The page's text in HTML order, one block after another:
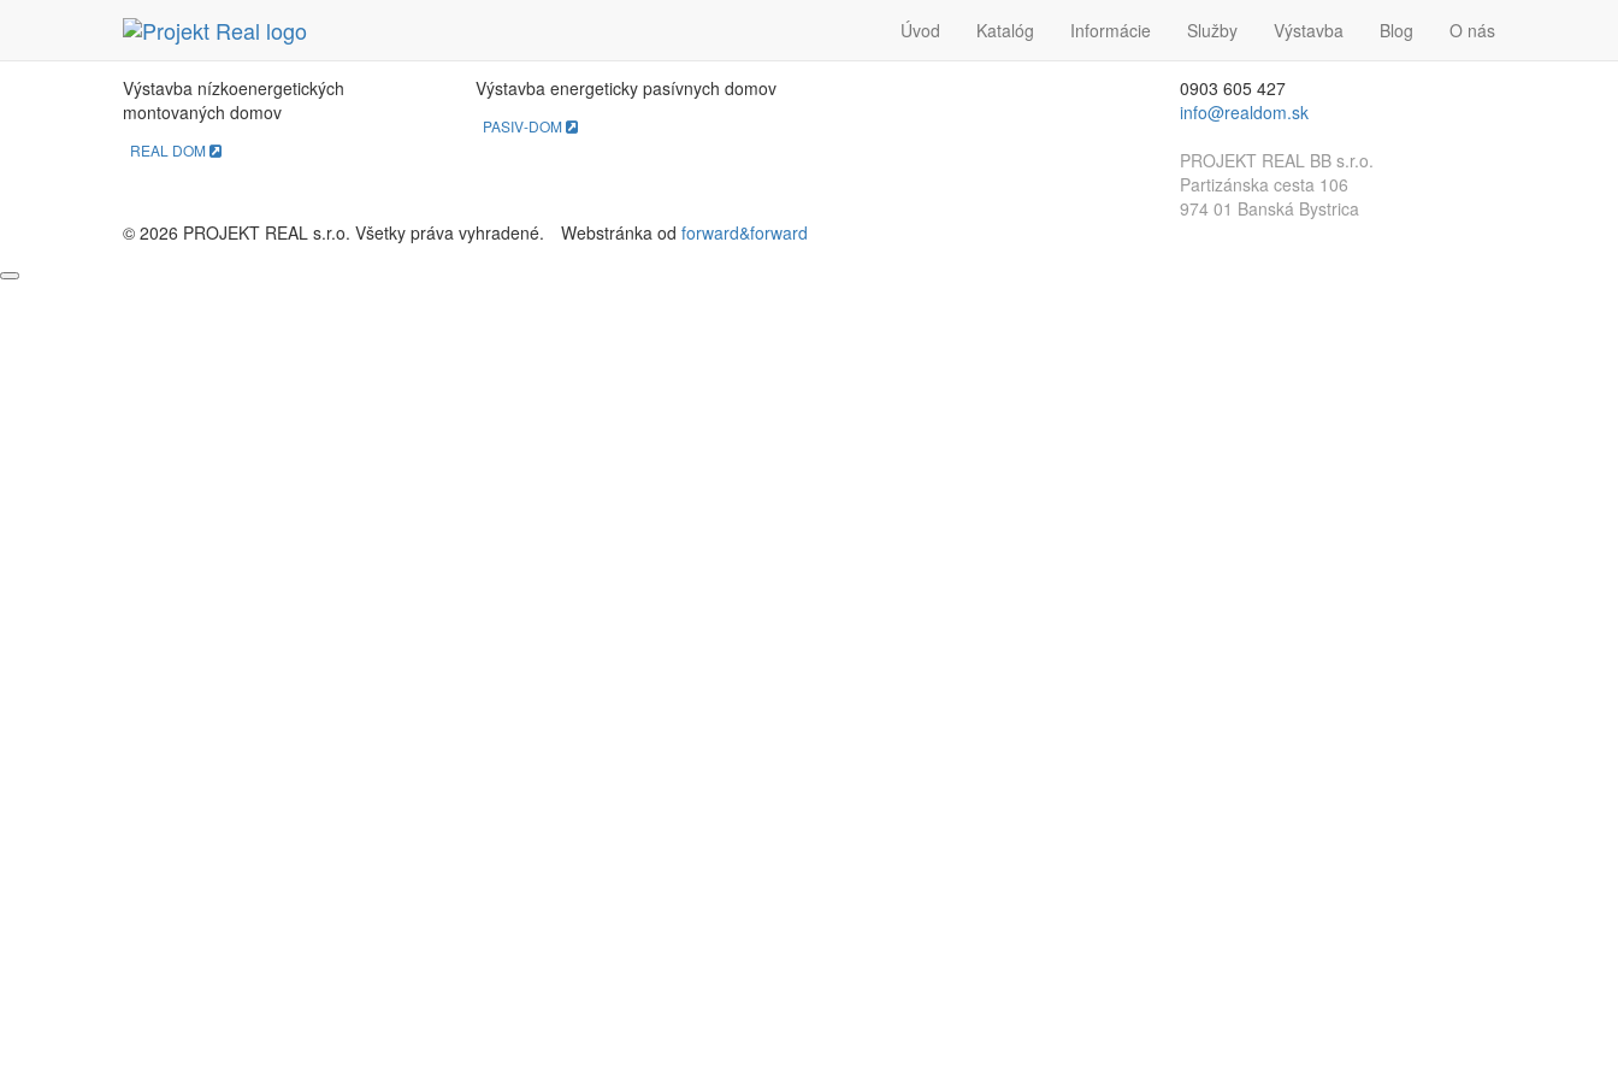
Úvod Katalóg Informácie Služby Výstavba Blog O nás
REAL DOM
Výstavba nízkoenergetických
montovaných domov
REAL DOM
Výstavba energeticky pasívnych domov
PASIV-DOM
Kontakt
0903 605 427
info@realdom.sk
PROJEKT REAL BB s.r.o.
Partizánska cesta 106
974 01 Banská Bystrica
© 2026 PROJEKT REAL s.r.o. Všetky práva vyhradené.
Webstránka od forward&forward